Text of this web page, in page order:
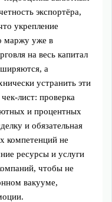
экспортёра,
укрепление
маржу уже в
на весь капитал
а
устранить эти
проверка
и процентных
и обязательная
компетенций не
ресурсы и услуги
чтобы не
вакууме,